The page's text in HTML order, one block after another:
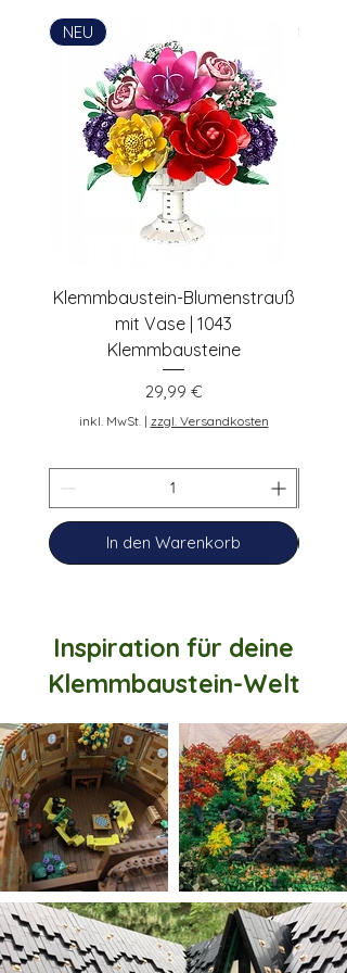
Postadresse: Lentruper Ring 19, DE-
48231 Warendorf, Deutschland,
pennybricks.de -
shop@pennybricks.de
NEU
Klemmbaustein-Blumenstrauß
mit Vase | 1043
Klemmbausteine
Preis
29,99 €
inkl. MwSt.| zzgl. Versandkosten
In den Warenkorb
Inspiration für deine
Klemmbaustein-Welt